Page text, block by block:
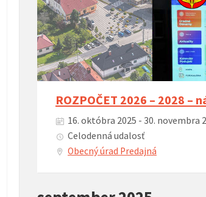
ROZPOČET 2026 – 2028 –
16. októbra 2025 - 30. novembra
Celodenná udalosť
Obecný úrad Predajná